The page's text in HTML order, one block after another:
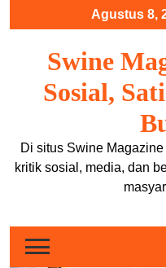
Agustus 8,
Swine
Sosial,
Di situs Swine
kritik sosial, media, dan